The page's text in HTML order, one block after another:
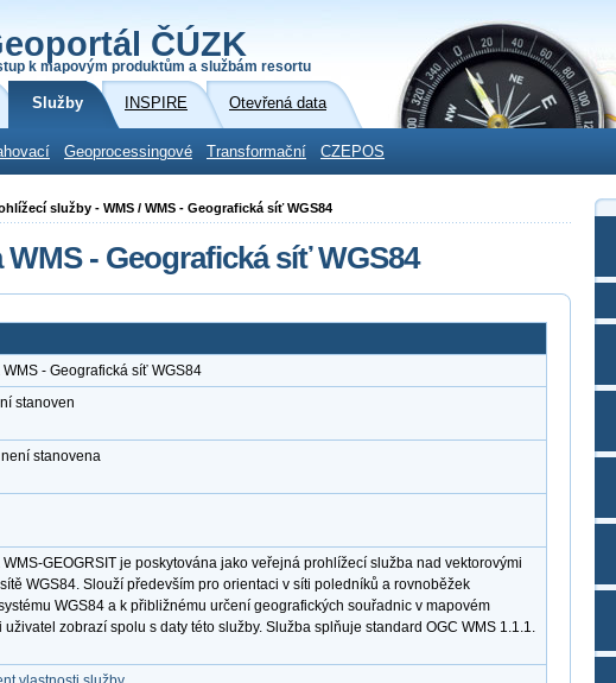
ČÚZK
k mapovým produktům a službám resortu
Služby INSPIRE Otevřená data
Geoprocessingové Transformační CZEPOS
služby - WMS / WMS - Geografická síť WGS84
- Geografická síť WGS84
- Geografická síť WGS84
stanoven
stanovena
GEOGRSIT je poskytována jako veřejná prohlížecí služba nad vektorovými
WGS84. Slouží především pro orientaci v síti poledníků a rovnoběžek
WGS84 a k přibližnému určení geografických souřadnic v mapovém
uživatel zobrazí spolu s daty této služby. Služba splňuje standard OGC WMS 1.1.1.